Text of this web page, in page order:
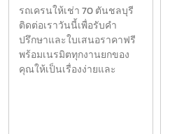
รถเครนให้เช่า 70 ตันชลบุรี
ติดต่อเราวันนี้เพื่อรับคำ
ปรึกษาและใบเสนอราคาฟรี
พร้อมเนรมิตทุกงานยกของ
คุณให้เป็นเรื่องง่ายและ